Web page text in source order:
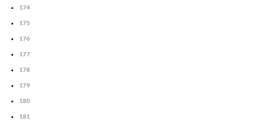
174
175
176
177
178
179
180
181